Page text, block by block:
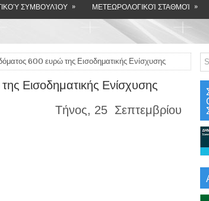
ΣΥΜΒΟΥΛΊΟΥ » ΜΕΤΕΩΡΟΛΟΓΙΚΟΊ ΣΤΑΘΜΟΊ »
600 ευρώ της Εισοδηματικής Ενίσχυσης
Εισοδηματικής Ενίσχυσης
Τήνος, 25 Σεπτεμβρίου
72